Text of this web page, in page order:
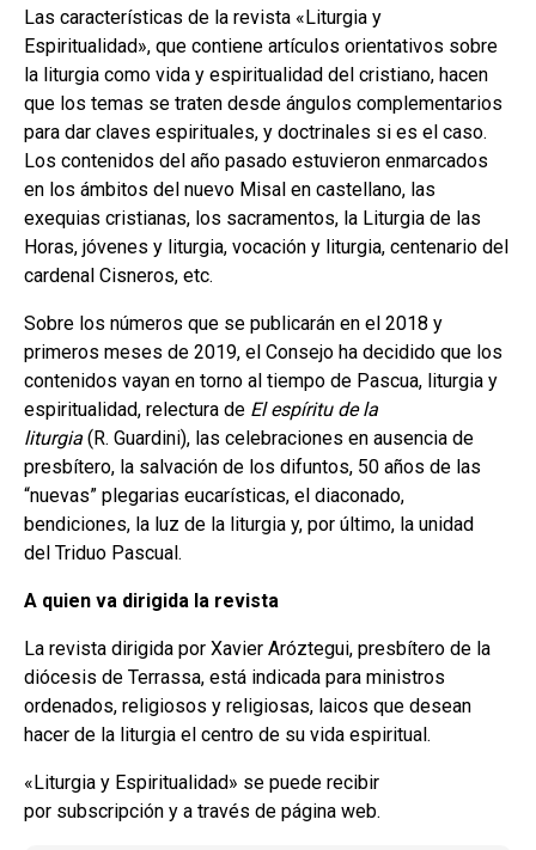
Las características de la revista «Liturgia y
Espiritualidad», que contiene artículos orientativos sobre
la liturgia como vida y espiritualidad del cristiano, hacen
que los temas se traten desde ángulos complementarios
para dar claves espirituales, y doctrinales si es el caso.
Los contenidos del año pasado estuvieron enmarcados
en los ámbitos del nuevo Misal en castellano, las
exequias cristianas, los sacramentos, la Liturgia de las
Horas, jóvenes y liturgia, vocación y liturgia, centenario del
cardenal Cisneros, etc.
Sobre los números que se publicarán en el 2018 y
primeros meses de 2019, el Consejo ha decidido que los
contenidos vayan en torno al tiempo de Pascua, liturgia y
espiritualidad, relectura de El espíritu de la
liturgia (R. Guardini), las celebraciones en ausencia de
presbítero, la salvación de los difuntos, 50 años de las
“nuevas” plegarias eucarísticas, el diaconado,
bendiciones, la luz de la liturgia y, por último, la unidad
del Triduo Pascual.
A quien va dirigida la revista
La revista dirigida por Xavier Aróztegui, presbítero de la
diócesis de Terrassa, está indicada para ministros
ordenados, religiosos y religiosas, laicos que desean
hacer de la liturgia el centro de su vida espiritual.
«Liturgia y Espiritualidad» se puede recibir
por subscripción y a través de página web.